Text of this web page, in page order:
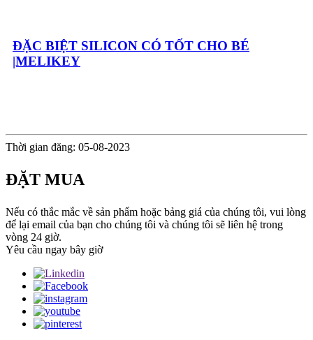
ĐẶC BIỆT SILICON CÓ TỐT CHO BÉ
|MELIKEY
Thời gian đăng: 05-08-2023
ĐẶT MUA
Nếu có thắc mắc về sản phẩm hoặc bảng giá của chúng tôi, vui lòng
để lại email của bạn cho chúng tôi và chúng tôi sẽ liên hệ trong
vòng 24 giờ.
Yêu cầu ngay bây giờ